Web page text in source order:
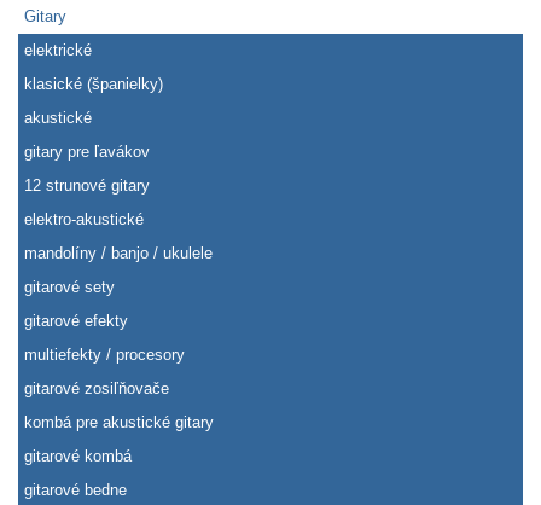
Gitary
elektrické
klasické (španielky)
akustické
gitary pre ľavákov
12 strunové gitary
elektro-akustické
mandolíny / banjo / ukulele
gitarové sety
gitarové efekty
multiefekty / procesory
gitarové zosiľňovače
kombá pre akustické gitary
gitarové kombá
gitarové bedne